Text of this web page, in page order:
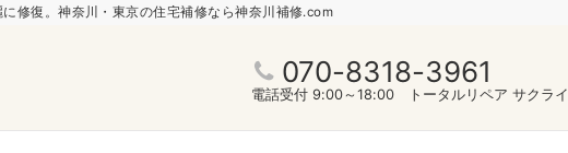
修復。神奈川・東京の住宅補修なら神奈川補修.com
070-8318-3961
電話受付 9:00～18:00 トータルリペア サクライ